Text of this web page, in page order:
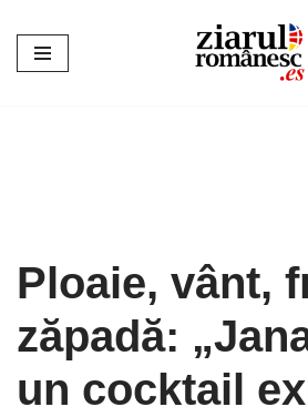
Sari
Ploaie, vânt,
zăpadă:
un cocktail